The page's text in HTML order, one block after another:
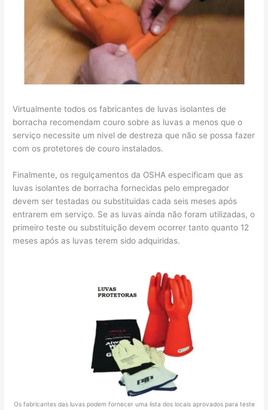
Virtualmente todos os fabricantes de luvas isolantes de
borracha recomendam couro sobre as luvas a menos que o
serviço necessite um nivel de destreza que não se possa fazer
com os protetores de couro instalados.
Finalmente, os regulçamentos da OSHA especificam que as
luvas isolantes de borracha fornecidas pelo empregador
devem ser testadas ou substituidas cada seis meses após
entrarem em serviço. Se as luvas ainda não foram utilizadas, o
primeiro teste ou substituição devem ocorrer tanto quanto 12
meses após as luvas terem sido adquiridas.
Os fabricantes das luvas podem fornecer uma lista dos locais aprovados para teste